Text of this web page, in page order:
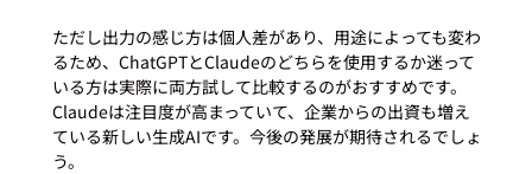
ただし出力の感じ方は個人差があり、用途によっても変わ
るため、ChatGPTとClaudeのどちらを使用するか迷って
いる方は実際に両方試して比較するのがおすすめです。
Claudeは注目度が高まっていて、企業からの出資も増え
ている新しい生成AIです。今後の発展が期待されるでしょ
う。